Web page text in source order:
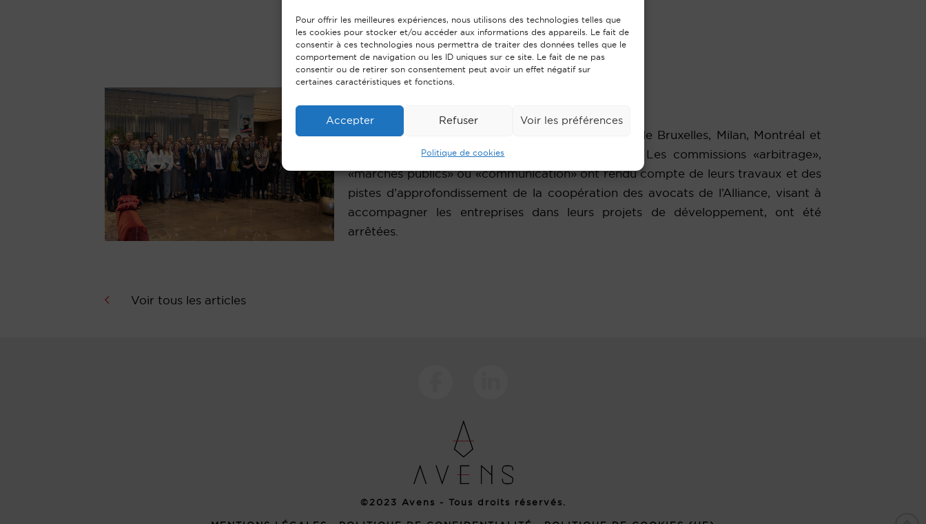
Pour offrir les meilleures expériences, nous utilisons des technologies telles que
les cookies pour stocker et/ou accéder aux informations des appareils. Le fait de
consentir à ces technologies nous permettra de traiter des données telles que le
comportement de navigation ou les ID uniques sur ce site. Le fait de ne pas
consentir ou de retirer son consentement peut avoir un effet négatif sur
certaines caractéristiques et fonctions.
Accepter Refuser Voir les préférences
Politique de cookies
L’alliance Avens qui regroupe les cabinets Avens de Bruxelles, Milan, Montréal et
Paris s’est réunie le 18 octobre dernier à Milan. Les commissions «arbitrage»,
«marchés publics» ou «communication» ont rendu compte de leurs travaux et des
pistes d’approfondissement de la coopération des avocats de l’Alliance, visant à
accompagner les entreprises dans leurs projets de développement, ont été
arrêtées.
Voir tous les articles
©2023 Avens - Tous droits réservés.